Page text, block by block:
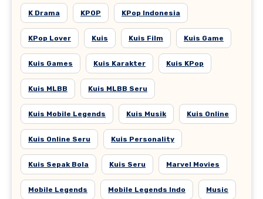
K Drama KPOP KPop Indonesia
KPop Lover Kuis Kuis Film Kuis Game
Kuis Games Kuis Karakter Kuis KPop
Kuis MLBB Kuis MLBB Seru
Kuis Mobile Legends Kuis Musik Kuis Online
Kuis Online Seru Kuis Personality
Kuis Sepak Bola Kuis Seru Marvel Movies
Mobile Legends Mobile Legends Indo Music